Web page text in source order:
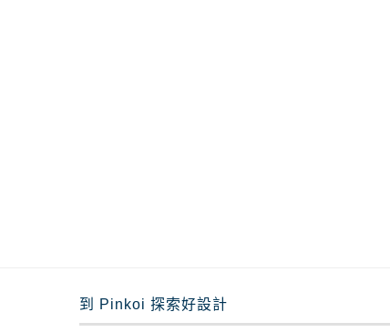
到 Pinkoi 探索好設計